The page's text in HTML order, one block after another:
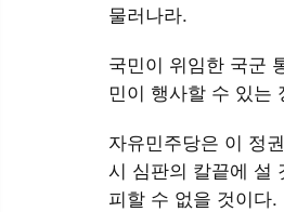
물러나라.
국민이 위임한 국군
민이 행사할 수 있는
자유민주당은 이 정
시 심판의 칼끝에 설
피할 수 없을 것이다.